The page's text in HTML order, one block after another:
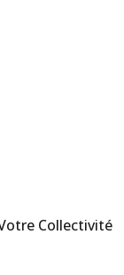
Collectivité